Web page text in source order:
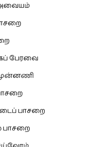
பேரவை
பாசறை
பாசறை